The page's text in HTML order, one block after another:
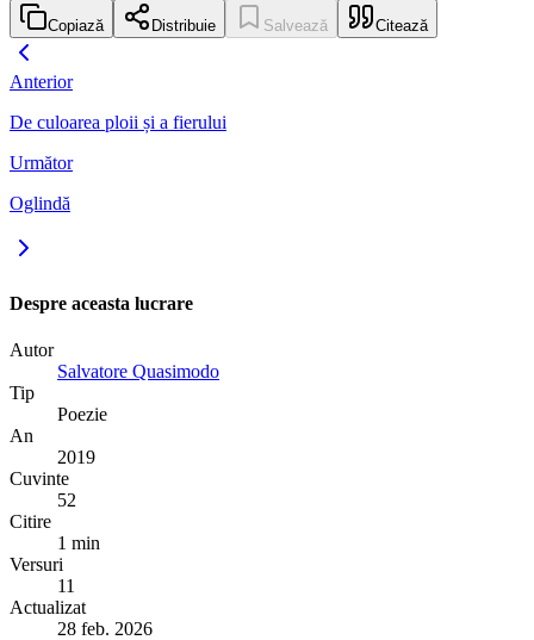
Copiază Distribuie Salvează Citează
Anterior
De culoarea ploii și a fierului
Următor
Oglindă
Despre aceasta lucrare
Autor
Salvatore Quasimodo
Tip
Poezie
An
2019
Cuvinte
52
Citire
1 min
Versuri
11
Actualizat
28 feb. 2026